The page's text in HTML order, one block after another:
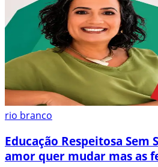
rio branco
Educação Respeitosa Sem
amor quer mudar mas as